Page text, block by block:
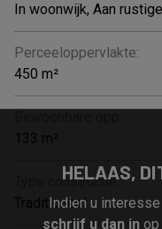
HELAAS,
Indien u
schrijf u dan inop
In woonwijk, Aan
Perceeloppervlakte:
450 m²
133 m²
Type constructie:
Traditioneel